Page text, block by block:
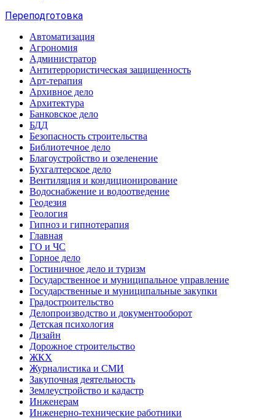
Переподготовка
Автоматизация
Агрономия
Администратор
Антитеррористическая защищенность
Арт-терапия
Архивное дело
Архитектура
Банковское дело
БДД
Безопасность строительства
Библиотечное дело
Благоустройство и озеленение
Бухгалтерское дело
Вентиляция и кондиционирование
Водоснабжение и водоотведение
Геодезия
Геология
Гипноз и гипнотерапия
Главная
ГО и ЧС
Горное дело
Гостиничное дело и туризм
Государственное и муниципальное управление
Государственные и муниципальные закупки
Градостроительство
Делопроизводство и документооборот
Детская психология
Дизайн
Дорожное строительство
ЖКХ
Журналистика и СМИ
Закупочная деятельность
Землеустройство и кадастр
Инженерам
Инженерно-технические работники